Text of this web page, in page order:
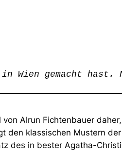
in Wien gemacht
Alrun Fichtenbauer
den klassischen Mustern
des in bester Agatha-